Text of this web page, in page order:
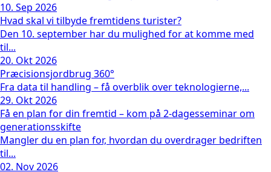
10. Sep 2026
Hvad skal vi tilbyde fremtidens turister?
Den 10. september har du mulighed for at komme med
til...
20. Okt 2026
Præcisionsjordbrug 360°
Fra data til handling – få overblik over teknologierne,...
29. Okt 2026
Få en plan for din fremtid – kom på 2-dagesseminar om
generationsskifte
Mangler du en plan for, hvordan du overdrager bedriften
til...
02. Nov 2026